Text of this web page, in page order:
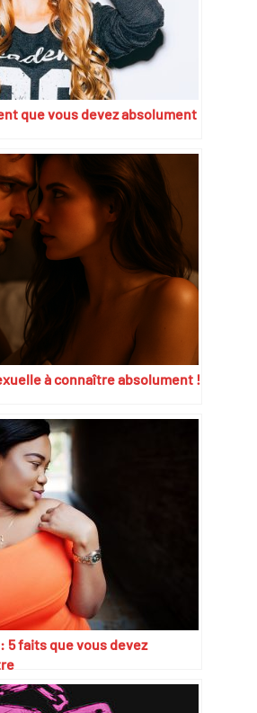
que vous devez absolument
à connaître absolument !
5 faits que vous devez